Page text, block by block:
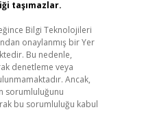
taşımazlar.
Bilgi Teknolojileri
onaylanmış bir Yer
Bu nedenle,
denetleme veya
Ancak,
sorumluluğunu
bu sorumluluğu kabul